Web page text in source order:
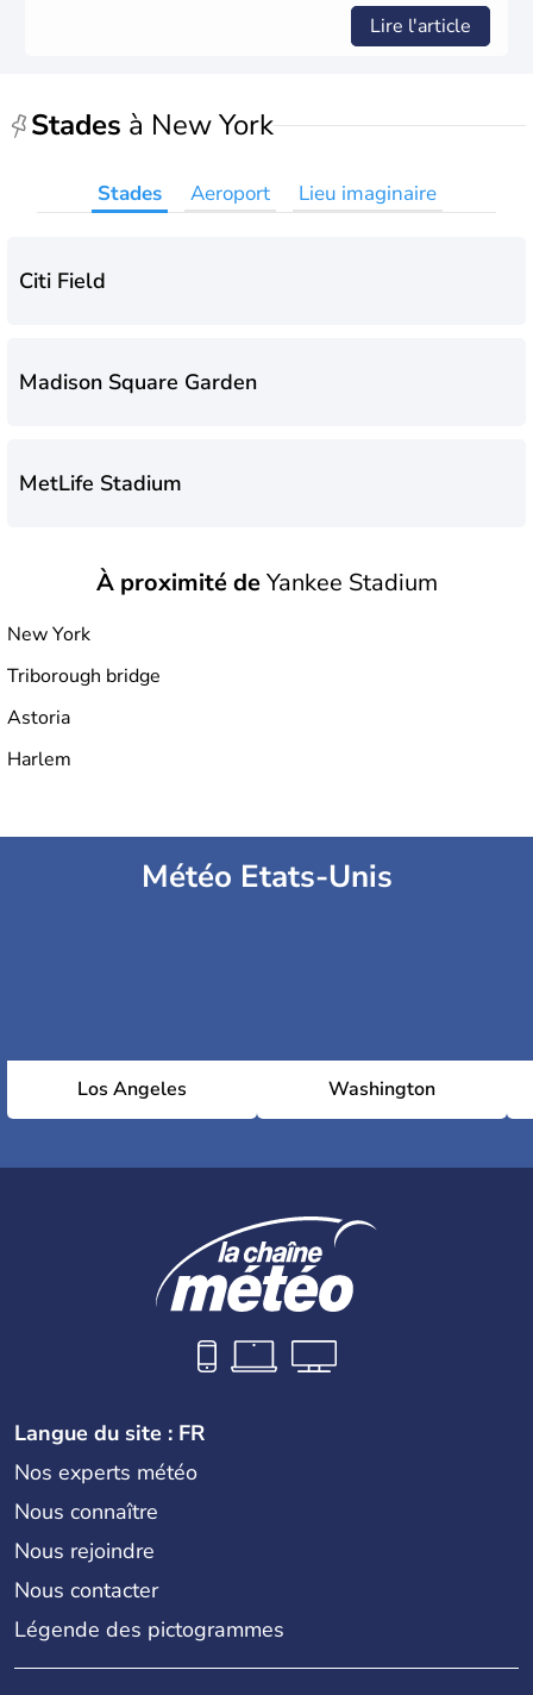
Lire l'article
Stades à New York
Stades Aeroport Lieu imaginaire
Citi Field
Madison Square Garden
MetLife Stadium
Yankee Stadium
À proximité deYankee Stadium
New York
Triborough bridge
Astoria
Harlem
Météo Etats-Unis
Los Angeles Washington
Langue du site : FR
Nos experts météo
Nous connaître
Nous rejoindre
Nous contacter
Légende des pictogrammes